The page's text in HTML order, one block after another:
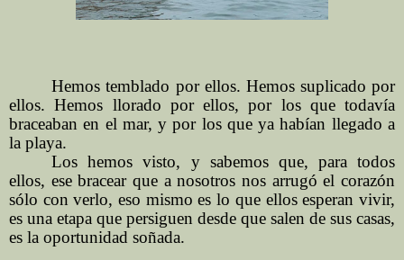
Hemos temblado por ellos. Hemos suplicado por
ellos. Hemos llorado por ellos, por los que todavía
braceaban en el mar, y por los que ya habían llegado a
la playa.
Los hemos visto, y sabemos que, para todos
ellos, ese bracear que a nosotros nos arrugó el corazón
sólo con verlo, eso mismo es lo que ellos esperan vivir,
es una etapa que persiguen desde que salen de sus casas,
es la oportunidad soñada.